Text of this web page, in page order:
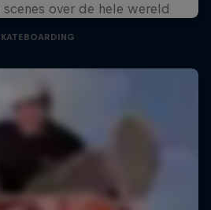
scenes over de hele wereld